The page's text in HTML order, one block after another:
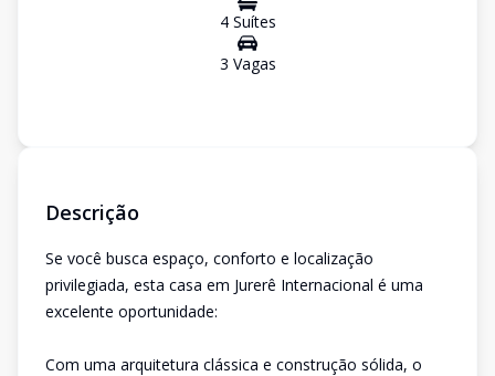
4Suítes
3 Vagas
Descrição
Se você busca espaço, conforto e localização
privilegiada, esta casa em Jurerê Internacional é uma
excelente oportunidade:
Com uma arquitetura clássica e construção sólida, o